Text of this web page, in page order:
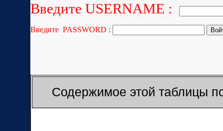
Введите USERNAME :
Введите PASSWORD :
Содержимое этой таблицы